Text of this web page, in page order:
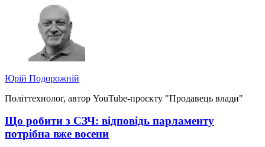
Юрій Подорожній
Політтехнолог, автор YouTube-проєкту "Продавець влади"
Що робити з СЗЧ: відповідь парламенту
потрібна вже восени